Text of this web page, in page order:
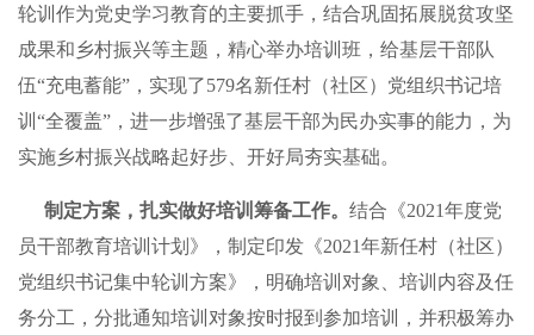
轮训作为党史学习教育的主要抓手，结合巩固拓展脱贫攻坚
成果和乡村振兴等主题，精心举办培训班，给基层干部队
伍“充电蓄能”，实现了579名新任村（社区）党组织书记培
训“全覆盖”，进一步增强了基层干部为民办实事的能力，为
实施乡村振兴战略起好步、开好局夯实基础。
制定方案，扎实做好培训筹备工作。 结合《2021年度党
员干部教育培训计划》，制定印发《2021年新任村（社区）
党组织书记集中轮训方案》，明确培训对象、培训内容及任
务分工，分批通知培训对象按时报到参加培训，并积极筹办